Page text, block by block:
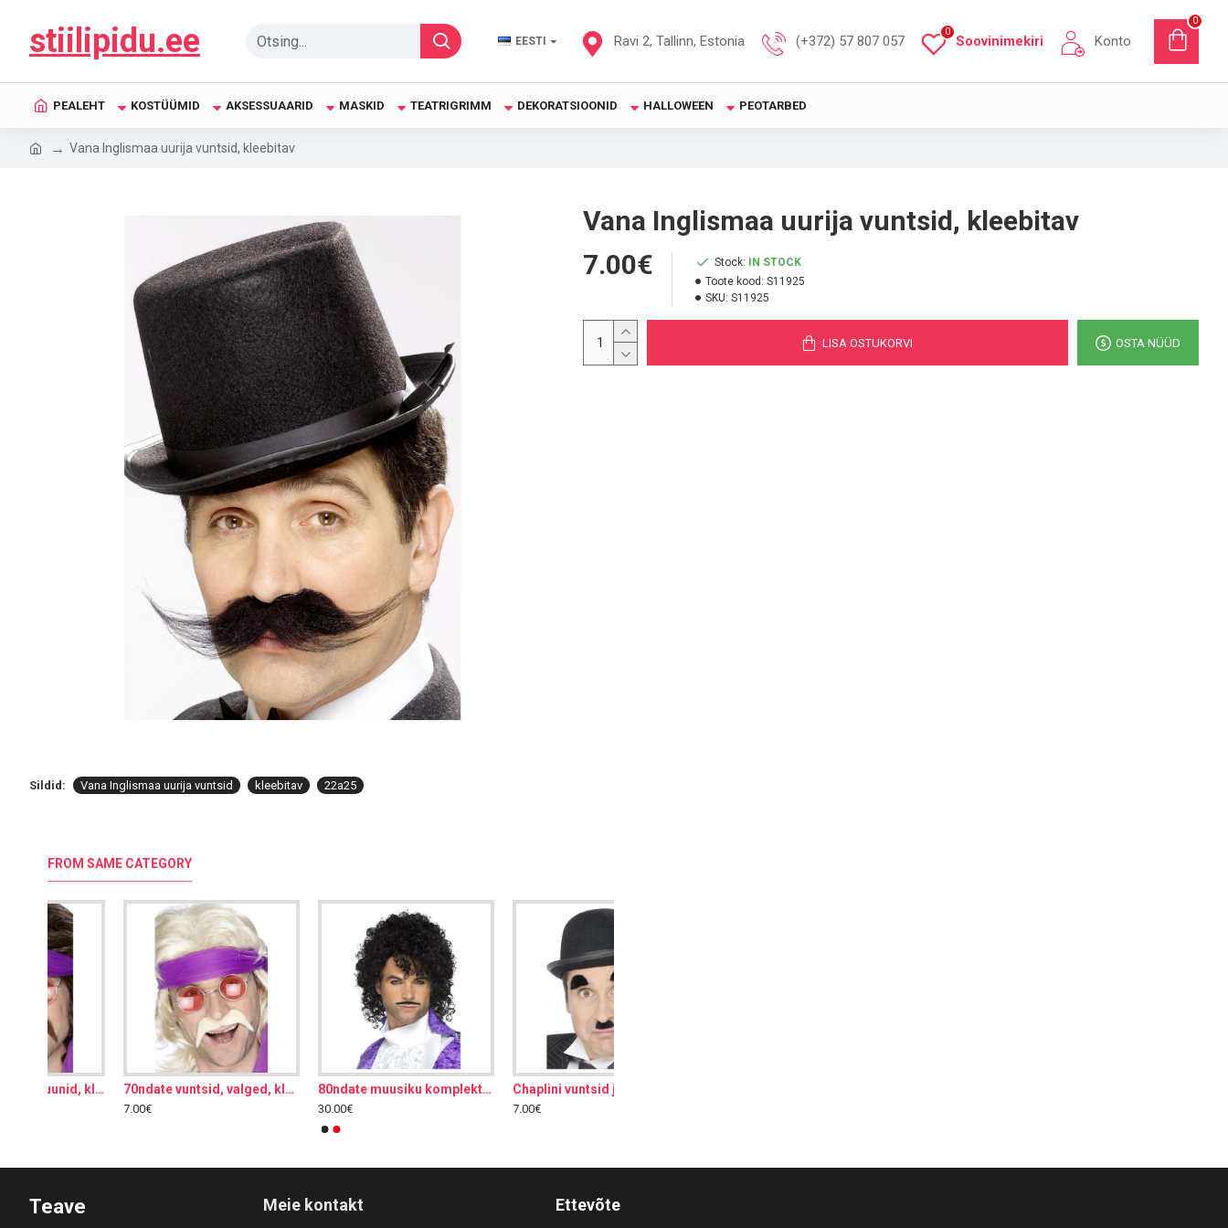
stiilipidu.ee EESTI Ravi 2, Tallinn, Estonia (+372) 57 807 057 Soovinimekiri
0
Konto
0
PEALEHT KOSTÜÜMID AKSESSUAARID MASKID TEATRIGRIMM DEKORATSIOONID HALLOWEEN PEOTARBED
Vana Inglismaa uurija vuntsid, kleebitav
Vana Inglismaa uurija vuntsid, kleebitav
7.00€
Stock:
IN STOCK
Toote kood: S11925
SKU: S11925
LISA OSTUKORVI OSTA NÜÜD
Sildid: Vana Inglismaa uurija vuntsid kleebitav 22a25
FROM SAME CATEGORY
80ndate muusiku komplekt, parukas vuntsidega Chaplini vuntsid ja kulmud, must, kleebitav Habe vuntsidega, pikk, hall
Teave Meie kontakt Ettevõte